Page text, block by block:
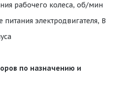
рабочего колеса, об/мин
электродвигателя, В
по назначению и